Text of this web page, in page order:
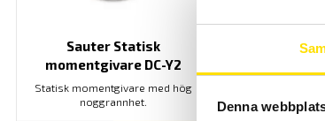
Denna
Sauter Statisk
momentgivare DC-Y2
Statisk momentgivare med hög
noggrannhet.